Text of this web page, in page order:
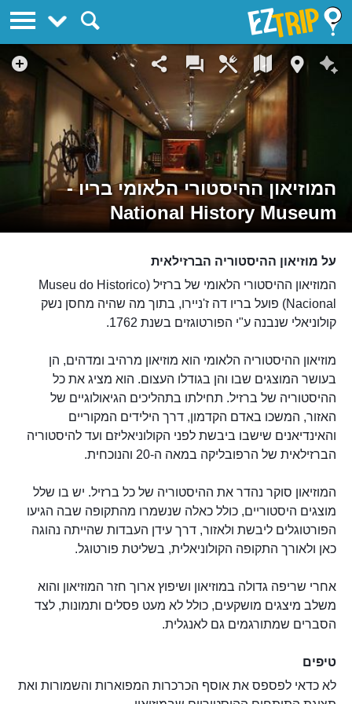
המוזיאון ההיסטורי הלאומי בריו -
National History Museum
על מוזיאון ההיסטוריה הברזילאית
המוזיאון ההיסטורי הלאומי של ברזיל (Museu do Historico
Nacional) פועל בריו דה ז'ניירו, בתוך מה שהיה מחסן נשק
קולוניאלי שנבנה ע"י הפורטוגזים בשנת 1762.
מוזיאון ההיסטוריה הלאומי הוא מוזיאון מרהיב ומדהים, הן
בעושר המוצגים שבו והן בגודלו העצום. הוא מציג את כל
ההיסטוריה של ברזיל. תחילתו בתהליכים הגיאולוגיים של
האזור, המשכו באדם הקדמון, דרך הילידים המקוריים
והאינדיאנים שישבו ביבשת לפני הקולוניאליזם ועד להיסטוריה
הברזילאית של הרפובליקה במאה ה-20 והנוכחית.
המוזיאון סוקר נהדר את ההיסטוריה של כל ברזיל. יש בו שלל
מוצגים היסטוריים, כולל כאלה שנשמרו מהתקופה שבה הגיעו
הפורטוגלים ליבשת ולאזור, דרך עידן העבדות שהייתה נהוגה
כאן ולאורך התקופה הקולוניאלית, בשליטת פורטוגל.
אחרי שריפה גדולה במוזיאון ושיפוץ ארוך חזר המוזיאון והוא
משלב מיצגים מושקעים, כולל לא מעט פסלים ותמונות, לצד
הסברים שמתורגמים גם לאנגלית.
טיפים
לא כדאי לפספס את אוסף הכרכרות המפוארות והשמורות ואת
EZTrip